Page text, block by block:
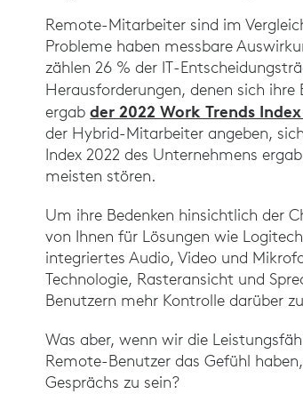
Remote-Mitarbeiter sind im
Probleme haben messbare
zählen 26 % der IT-
Herausforderungen, denen sich
ergabder 2022 Work Trends
der Hybrid-Mitarbeiter angeben,
Index 2022 des Unternehmens
meisten stören.
Um ihre Bedenken hinsichtlich der
von Ihnen für Lösungen wie
integriertes Audio, Video und
Technologie, Rasteransicht und
Benutzern mehr Kontrolle darüber
Was aber, wenn wir die
Remote-Benutzer das Gefühl
Gesprächs zu sein?